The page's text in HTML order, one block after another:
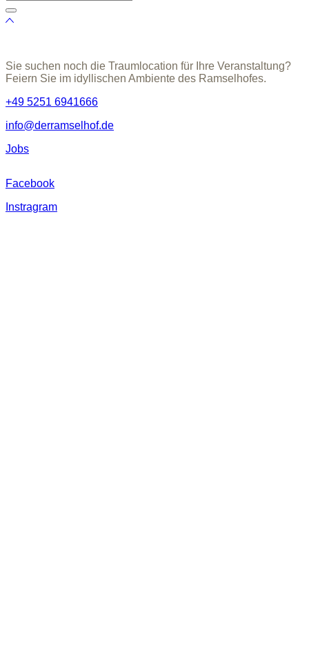
Sie suchen noch die Traumlocation für Ihre Veranstaltung?
Feiern Sie im idyllischen Ambiente des Ramselhofes.
+49 5251 6941666
info@derramselhof.de
Jobs
Facebook
Instragram